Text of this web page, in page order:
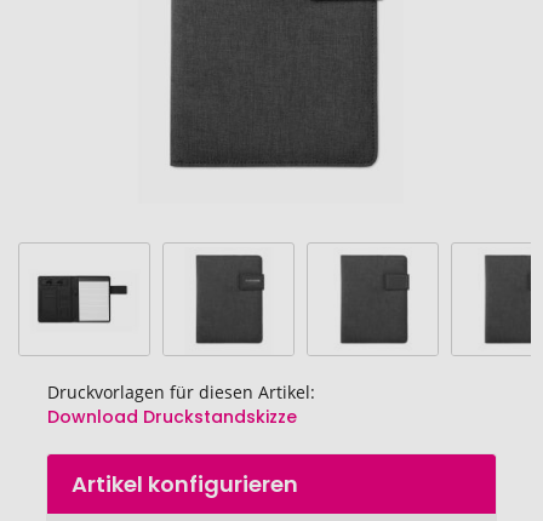
Druckvorlagen für diesen Artikel:
Download Druckstandskizze
Zum
AnfangArtikel konfigurieren